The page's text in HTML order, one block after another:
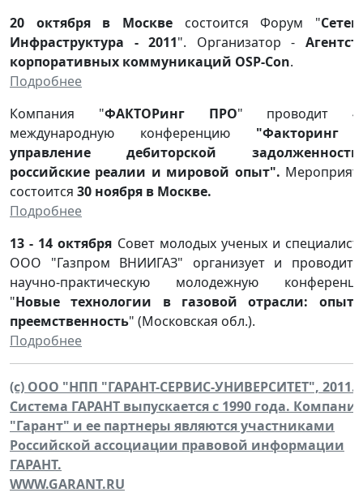
20 октября в Москве состоится Форум "
Инфраструктура - 2011". Организатор -
корпоративных коммуникаций OSP-Con.
Подробнее
Компания "ФАКТОРинг ПРО" проводит
международную конференцию "Факторинг
управление дебиторской
российские реалии и мировой опыт".
состоится 30 ноября в Москве.
Подробнее
13 - 14 октября Совет молодых ученых и
ООО "Газпром ВНИИГАЗ" организует и проводит
научно-практическую молодежную
"Новые технологии в газовой отрасли:
преемственность" (Московская обл.).
Подробнее
(c) ООО "НПП "ГАРАНТ-СЕРВИС-УНИВЕРСИТЕТ", 2011.
Система ГАРАНТ выпускается с 1990 года. Компания
"Гарант" и ее партнеры являются участниками
Российской ассоциации правовой информации
ГАРАНТ.
WWW.GARANT.RU